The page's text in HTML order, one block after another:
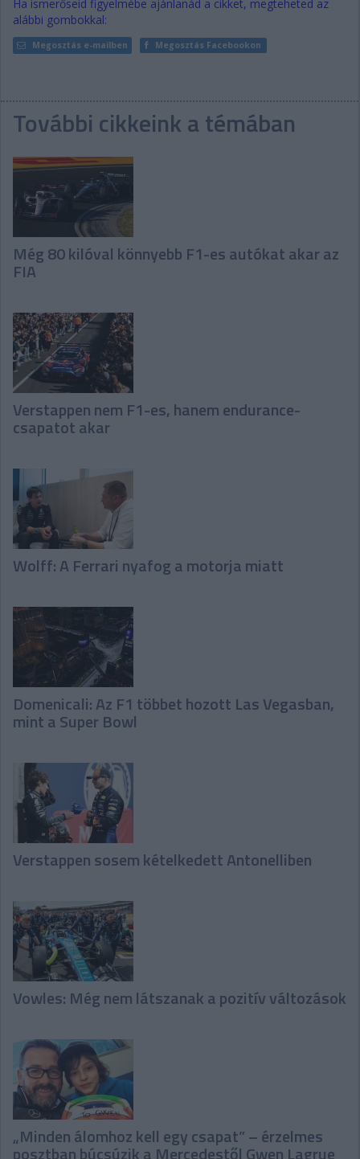
Ha ismerőseid figyelmébe ajánlanád a cikket, megteheted az
alábbi gombokkal:
Megosztás e-mailben Megosztás Facebookon
További cikkeink a témában
Még 80 kilóval könnyebb F1-es autókat akar az
FIA
Verstappen nem F1-es, hanem endurance-
csapatot akar
Wolff: A Ferrari nyafog a motorja miatt
Domenicali: Az F1 többet hozott Las Vegasban,
mint a Super Bowl
Verstappen sosem kételkedett Antonelliben
Vowles: Még nem látszanak a pozitív változások
„Minden álomhoz kell egy csapat” – érzelmes
posztban búcsúzik a Mercedestől Gwen Lagrue